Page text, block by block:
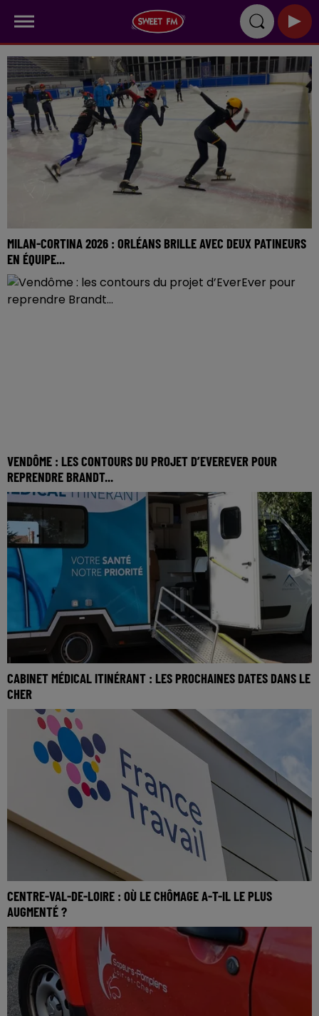
MILAN-CORTINA 2026 : ORLÉANS BRILLE AVEC DEUX PATINEURS
EN ÉQUIPE...
VENDÔME : LES CONTOURS DU PROJET D’EVEREVER POUR
REPRENDRE BRANDT...
CABINET MÉDICAL ITINÉRANT : LES PROCHAINES DATES DANS LE
CHER
CENTRE-VAL-DE-LOIRE : OÙ LE CHÔMAGE A-T-IL LE PLUS
AUGMENTÉ ?